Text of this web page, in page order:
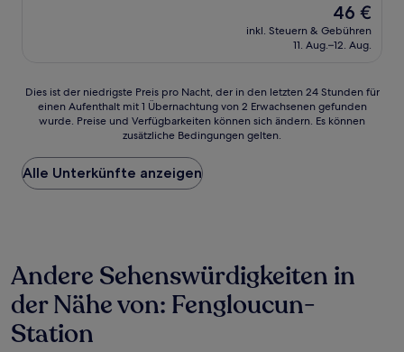
Der
Preis
beträgt
46 €
inkl. Steuern & Gebühren
11. Aug.–12. Aug.
Dies
der
Preis
pro
Nacht,
24 Stunden
für
einen
mit
Dies ist der niedrigste Preis pro Nacht, der in den letzten 24 Stunden für
einen Aufenthalt mit 1 Übernachtung von 2 Erwachsenen gefunden
wurde. Preise und Verfügbarkeiten können sich ändern. Es können
zusätzliche Bedingungen gelten.
Alle Unterkünfte anzeigen
Andere Sehenswürdigkeiten in
der Nähe von: Fengloucun-
Station